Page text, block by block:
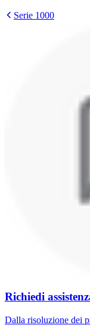
Serie 1000
Richiedi
Dalla risoluzione dei